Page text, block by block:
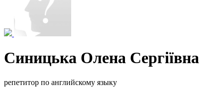
Синицька Олена Сергіївна
репетитор по английскому языку